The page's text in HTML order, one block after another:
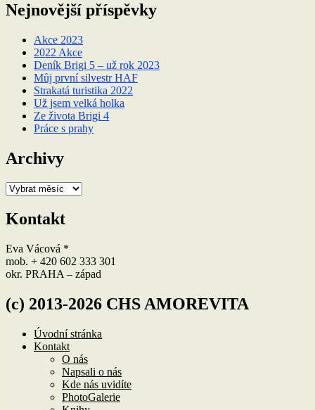
Nejnovější příspěvky
Akce 2023
2022 Akce
Deník Brigi 5 – už rok 2023
Můj první silvestr HAF
Strakatá turistika 2022
Už jsem velká holka
Ze života Brigi 4
Práce s prahy
Archivy
Archivy
Kontakt
Eva Vácová *
mob. + 420 602 333 301
okr. PRAHA – západ
(c) 2013-2026 CHS AMOREVITA
Úvodní stránka
Kontakt
O nás
Napsali o nás
Kde nás uvidíte
PhotoGalerie